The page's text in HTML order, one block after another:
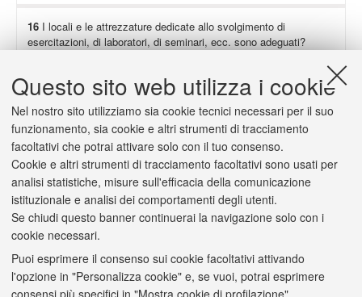
Questo sito web utilizza i cookie
Nel nostro sito utilizziamo sia cookie tecnici necessari per il suo
funzionamento, sia cookie e altri strumenti di tracciamento
facoltativi che potrai attivare solo con il tuo consenso.
Cookie e altri strumenti di tracciamento facoltativi sono usati per
analisi statistiche, misure sull'efficacia della comunicazione
istituzionale e analisi dei comportamenti degli utenti.
Se chiudi questo banner continuerai la navigazione solo con i
cookie necessari.
Puoi esprimere il consenso sui cookie facoltativi attivando
l'opzione in "Personalizza cookie" e, se vuoi, potrai esprimere
consensi più specifici in "Mostra cookie di profilazione".
16I locali e le attrezzature dedicate allo svolgimento di
esercitazioni, di laboratori, di seminari, ecc. sono adeguati?
86,8
Totale
88,2
I anno
Altri anni
Ateneo
2/a(Solo se hai risposto "decisamente no" o "più no che sì") Il
carico di studio è scarso o eccessivo?